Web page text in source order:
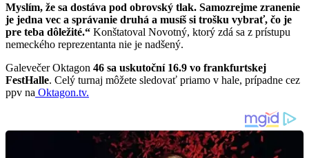
Myslím, že sa dostáva pod obrovský tlak. Samozrejme zranenie
je jedna vec a správanie druhá a musíš si trošku vybrať, čo je
pre teba dôležité.“ Konštatoval Novotný, ktorý zdá sa z prístupu
nemeckého reprezentanta nie je nadšený.
Galevečer Oktagon 46 sa uskutoční 16.9 vo frankfurtskej
FestHalle. Celý turnaj môžete sledovať priamo v hale, prípadne cez
ppv na Oktagon.tv.